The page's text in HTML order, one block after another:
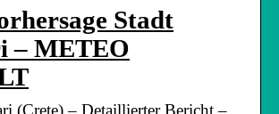
Stadt
– METEO
(Crete) – Detaillierter Bericht –